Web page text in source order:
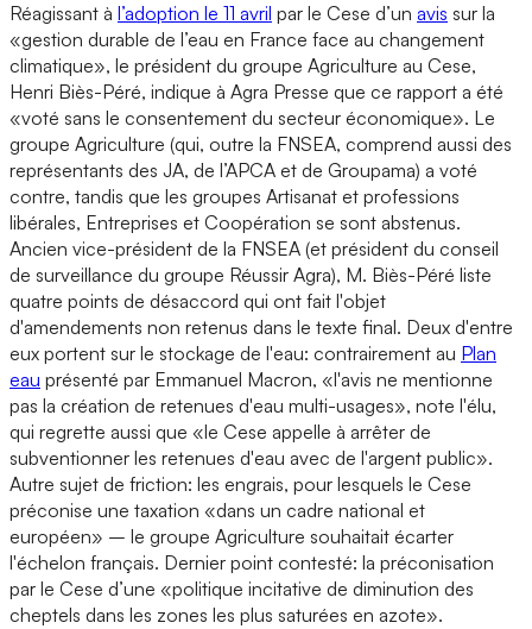
Réagissant à l’adoption le 11 avril par le Cese d’un avis sur la
«gestion durable de l’eau en France face au changement
climatique», le président du groupe Agriculture au Cese,
Henri Biès-Péré, indique à Agra Presse que ce rapport a été
«voté sans le consentement du secteur économique». Le
groupe Agriculture (qui, outre la FNSEA, comprend aussi des
représentants des JA, de l’APCA et de Groupama) a voté
contre, tandis que les groupes Artisanat et professions
libérales, Entreprises et Coopération se sont abstenus.
Ancien vice-président de la FNSEA (et président du conseil
de surveillance du groupe Réussir Agra), M. Biès-Péré liste
quatre points de désaccord qui ont fait l'objet
d'amendements non retenus dans le texte final. Deux d'entre
eux portent sur le stockage de l'eau: contrairement au Plan
eau présenté par Emmanuel Macron, «l'avis ne mentionne
pas la création de retenues d'eau multi-usages», note l'élu,
qui regrette aussi que «le Cese appelle à arrêter de
subventionner les retenues d'eau avec de l'argent public».
Autre sujet de friction: les engrais, pour lesquels le Cese
préconise une taxation «dans un cadre national et
européen» – le groupe Agriculture souhaitait écarter
l'échelon français. Dernier point contesté: la préconisation
par le Cese d’une «politique incitative de diminution des
cheptels dans les zones les plus saturées en azote».